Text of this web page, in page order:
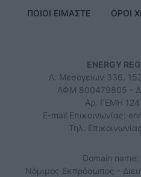
ΠΟΙΟΙ ΕΙΜΑΣΤΕ ΟΡΟΙ
ENERGY
Λ. Μεσογείων 336,
ΑΦΜ 800479805 -
Αρ. ΓΕΜΗ
E-mail Επικοινωνίας:
Τηλ.
Domain
Νόμιμος Εκπρόσωπος -